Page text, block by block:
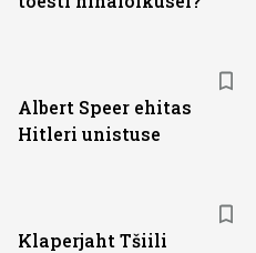
Albert Speer ehitas
Hitleri unistuse
Klaperjaht Tšiili